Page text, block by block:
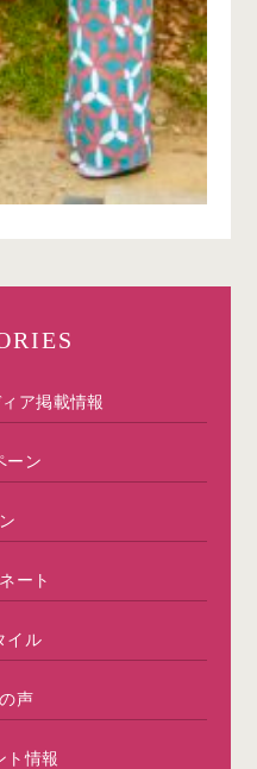
ア掲載情報
ーン
ート
イル
声
ト情報